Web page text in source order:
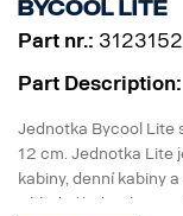
Bycool LITE
Part nr.: 3123152
Part Description:
Jednotka Bycool Lite
12 cm. Jednotka Lite
kabiny, denní kabiny
Chladicí jednotka